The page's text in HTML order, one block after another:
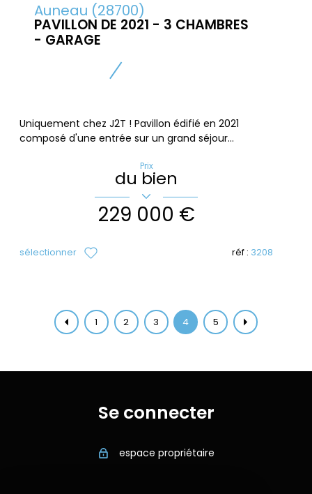
Auneau (28700)
PAVILLON DE 2021 - 3 CHAMBRES
- GARAGE
Uniquement chez J2T ! Pavillon édifié en 2021
composé d'une entrée sur un grand séjour...
Prix
du bien
229 000 €
sélectionner réf : 3208
1 2 3 4 5
Se connecter
espace propriétaire